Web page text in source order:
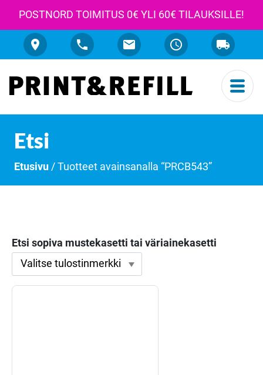
POSTNORD TOIMITUS 0€ YLI 60€ TILAUKSILLE!
Etsi
Etusivu / Tuotteet avainsanalla “PRCB543”
Etsi sopiva mustekasetti tai väriainekasetti